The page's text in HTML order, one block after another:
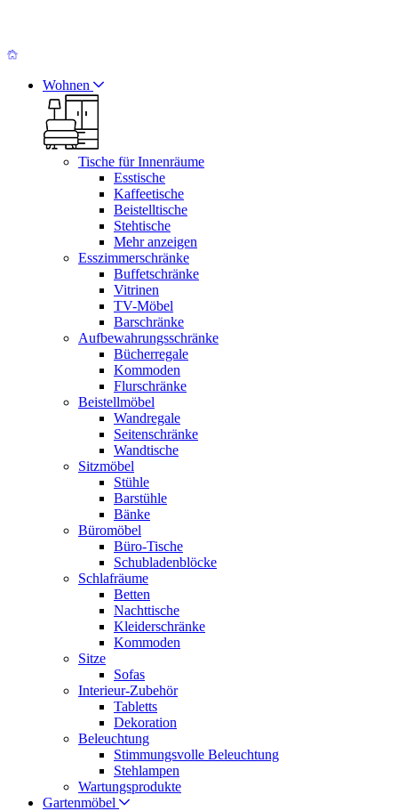
Wohnen
Tische für Innenräume
Esstische
Kaffeetische
Beistelltische
Stehtische
Mehr anzeigen
Esszimmerschränke
Buffetschränke
Vitrinen
TV-Möbel
Barschränke
Aufbewahrungsschränke
Bücherregale
Kommoden
Flurschränke
Beistellmöbel
Wandregale
Seitenschränke
Wandtische
Sitzmöbel
Stühle
Barstühle
Bänke
Büromöbel
Büro-Tische
Schubladenblöcke
Schlafräume
Betten
Nachttische
Kleiderschränke
Kommoden
Sitze
Sofas
Interieur-Zubehör
Tabletts
Dekoration
Beleuchtung
Stimmungsvolle Beleuchtung
Stehlampen
Wartungsprodukte
Gartenmöbel